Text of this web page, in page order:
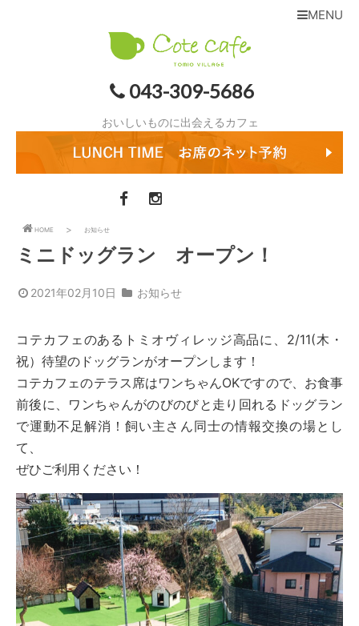
043-309-5686
おいしいものに出会えるカフェ
MENU
HOME お知らせ
ミニドッグラン オープン！
2021年02月10日 お知らせ
コテカフェのあるトミオヴィレッジ高品に、2/11(木・
祝）待望のドッグランがオープンします！
コテカフェのテラス席はワンちゃんOKですので、お食事
前後に、ワンちゃんがのびのびと走り回れるドッグラン
で運動不足解消！飼い主さん同士の情報交換の場とし
て、
ぜひご利用ください！